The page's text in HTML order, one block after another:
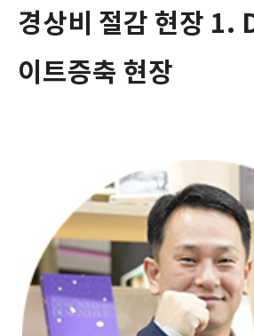
경상비 절감 현장 1.
이트증축 현장